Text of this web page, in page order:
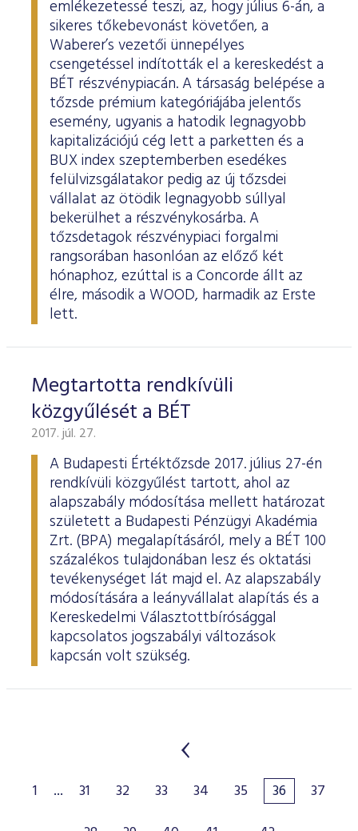
emlékezetessé teszi, az, hogy július 6-án, a
sikeres tőkebevonást követően, a
Waberer’s vezetői ünnepélyes
csengetéssel indították el a kereskedést a
BÉT részvénypiacán. A társaság belépése a
tőzsde prémium kategóriájába jelentős
esemény, ugyanis a hatodik legnagyobb
kapitalizációjú cég lett a parketten és a
BUX index szeptemberben esedékes
felülvizsgálatakor pedig az új tőzsdei
vállalat az ötödik legnagyobb súllyal
bekerülhet a részvénykosárba. A
tőzsdetagok részvénypiaci forgalmi
rangsorában hasonlóan az előző két
hónaphoz, ezúttal is a Concorde állt az
élre, második a WOOD, harmadik az Erste
lett.
Megtartotta rendkívüli
közgyűlését a BÉT
2017. júl. 27.
A Budapesti Értéktőzsde 2017. július 27-én
rendkívüli közgyűlést tartott, ahol az
alapszabály módosítása mellett határozat
született a Budapesti Pénzügyi Akadémia
Zrt. (BPA) megalapításáról, mely a BÉT 100
százalékos tulajdonában lesz és oktatási
tevékenységet lát majd el. Az alapszabály
módosítására a leányvállalat alapítás és a
Kereskedelmi Választottbírósággal
kapcsolatos jogszabályi változások
kapcsán volt szükség.
1 ... 31 32 33 34 35 36
37